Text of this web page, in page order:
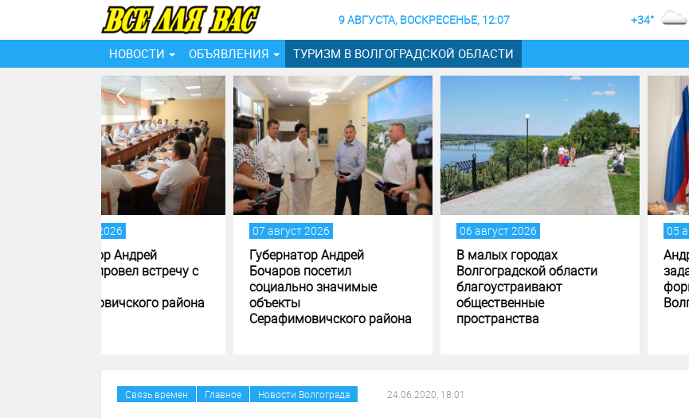
9 АВГУСТА, ВОСКРЕСЕНЬЕ, 12:07 +34°
НОВОСТИ ОБЪЯВЛЕНИЯ ТУРИЗМ В ВОЛГОГРАДСКОЙ ОБЛАСТИ
07 август 2026
Губернатор Андрей
Бочаров посетил
объекты
Серафимовичского района
06 август 2026
В малых городах
Волгоградской области
благоустраивают
пространства
05 август 2026
Андрей Бочаров поставил
задачи по исполнению и
формированию бюджета
Волгоградской области
Связь времен Главное Новости Волгограда 24.06.2020, 18:01